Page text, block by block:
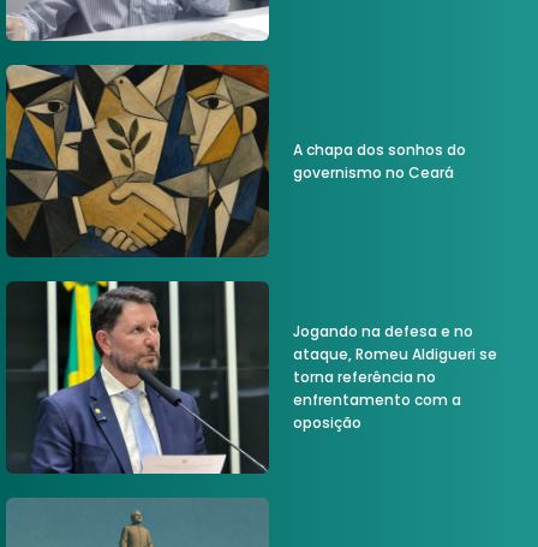
A chapa dos sonhos do
governismo no Ceará
Jogando na defesa e no
ataque, Romeu Aldigueri se
torna referência no
enfrentamento com a
oposição